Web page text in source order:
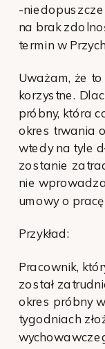
-
na brak
termin w
Uważam, że
korzystne.
próbny, która
okres trwania
wtedy na tyle
zostanie
nie
umowy o
Przykład:
Pracownik,
został
okres próbny
tygodniach